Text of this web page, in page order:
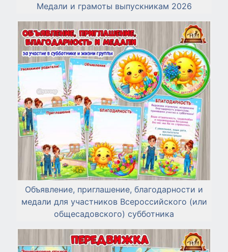
Медали и грамоты выпускникам 2026
Объявление, приглашение, благодарности и
медали для участников Всероссийского (или
общесадовского) субботника